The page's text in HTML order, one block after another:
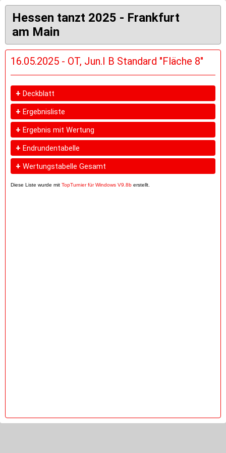
Hessen tanzt 2025 - Frankfurt
am Main
16.05.2025 - OT, Jun.I B Standard "Fläche 8"
+ Deckblatt
+ Ergebnisliste
+ Ergebnis mit Wertung
+ Endrundentabelle
+ Wertungstabelle Gesamt
Diese Liste wurde mit TopTurnier für Windows V9.8b erstellt.